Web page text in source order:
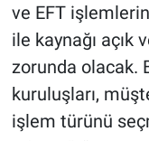
ve EFT
ile kaynağı
zorunda olacak.
kuruluşları,
işlem türünü